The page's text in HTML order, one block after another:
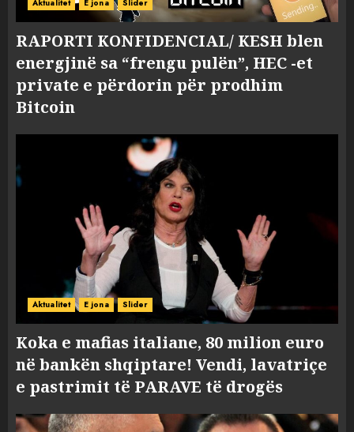
Aktualitet E jona Slider
RAPORTI KONFIDENCIAL/ KESH blen
energjinë sa “frengu pulën”, HEC -et
private e përdorin për prodhim
Bitcoin
Aktualitet E jona Slider
Koka e mafias italiane, 80 milion euro
në bankën shqiptare! Vendi, lavatriçe
e pastrimit të PARAVE të drogës